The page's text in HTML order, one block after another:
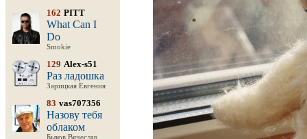
162 PITT
What Can I
Do
Smokie
129 Alex-s51
Раз ладошка
Зарицкая Евгения
83 vas707356
Назову тебя
облаком
Быков Вячеслав